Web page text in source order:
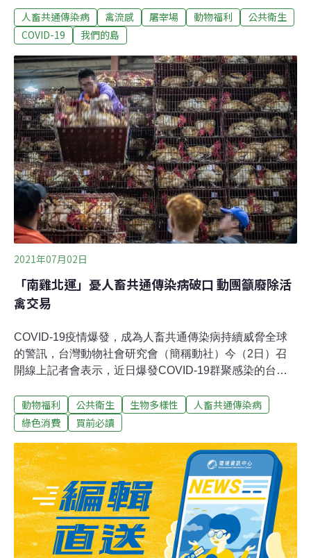
北市環南家禽市場，以及位在新北市泰山的家禽運銷合作
社，才剛開始一天的工作。每天有9萬多隻雞鴨鵝，從中
社會研究會呼籲，修改雙北現行的屠宰方式，希望「活禽
不入雙北、在地屠宰、冷鏈配送、屠體交易。」減少活禽
集中交易，也是考量雞鴨的動物福祉，降低長途運輸造成
的緊迫，還有終端理貨過程中的擠壓。防止禽流感傳播變
異 就從避免群聚交互感染開始來到雙北，屠宰的幾乎都是
有色雞，就是一般說的土雞和仿土雞。大部分在當天就供
貨給傳統市場或加工業者，是講究肉質口感的消費者，喜
歡的溫體雞肉。雞肉加工業者劉仲倫說，「現宰的就是比
較Q彈。」業者張淨茵說，「冷凍跟我們來比，我是
人畜共通傳染病 禽流感 屠宰場 動物福利
公共衛生
COVID-19
我們的島
2021年07月02日
「南雞北運」憂人畜共通傳染病破口 動團籲廢除活
禽交易
COVID-19疫情爆發，成為人畜共通傳染病持續威脅全球
的警訊，台灣動物社會研究會（簡稱動社）今（2日）召
開線上記者會表示，近日爆發COVID-19群聚感染的台北
系統處理運輸，也沒有屠體評級交易，恐怕將進一步成為
禽流感破口。動社另外指出，「南雞北運」的運銷模式，
天的廢污水量就有1500公噸，大量固體廢棄物還必須再運
回中南部處理，對環境造成負擔，更加劇禽流感散播風
險，呼籲在禽流感演變成大規模禽傳人前，應建立現代化
肉品產銷制度。禽流感曾在多國爆發 動社警告「南雞北
運」增加病毒傳播風險台北環南家禽批發市場與新北泰山
家禽運銷合作社，動社2日公布這兩處的活禽運輸交易、
屠宰調查影像，並指出把活禽載運到人口密集區交易、屠
動物福利 公共衛生 生物多樣性
人畜共通傳染病
綠色消費
買前必讀